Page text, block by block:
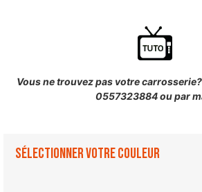
Vous ne trouvez pas votre
0557323884 ou par
Sélectionner votre couleur